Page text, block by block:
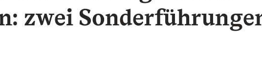
zwei